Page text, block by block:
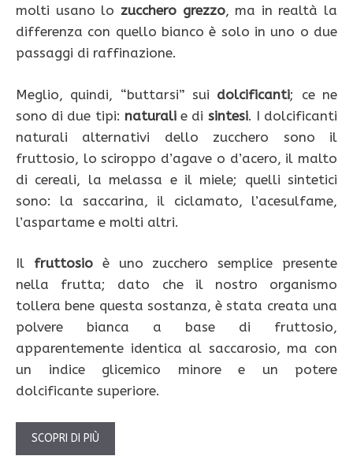
molti usano lo zucchero grezzo, ma in realtà la
differenza con quello bianco è solo in uno o due
passaggi di raffinazione.
Meglio, quindi, “buttarsi” sui dolcificanti; ce ne
sono di due tipi: naturalie di sintesi. I dolcificanti
naturali alternativi dello zucchero sono il
fruttosio, lo sciroppo d’agave o d’acero, il malto
di cereali, la melassa e il miele; quelli sintetici
sono: la saccarina, il ciclamato, l’acesulfame,
l’aspartame e molti altri.
Il fruttosioè uno zucchero semplice presente
nella frutta; dato che il nostro organismo
tollera bene questa sostanza, è stata creata una
polvere bianca a base di fruttosio,
apparentemente identica al saccarosio, ma con
un indice glicemico minore e un potere
dolcificante superiore.
SCOPRI DI PIÙ